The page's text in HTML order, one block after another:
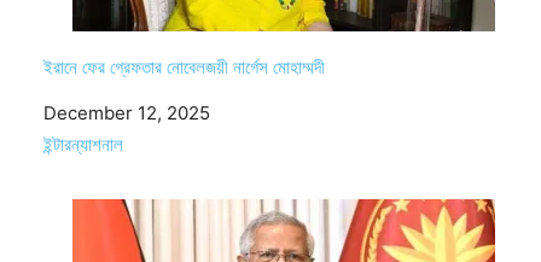
ইরানে ফের গ্রেফতার নোবেলজয়ী নার্গেস মোহাম্মদী
Date
December 12, 2025
In relation to
ইন্টারন্যাশনাল